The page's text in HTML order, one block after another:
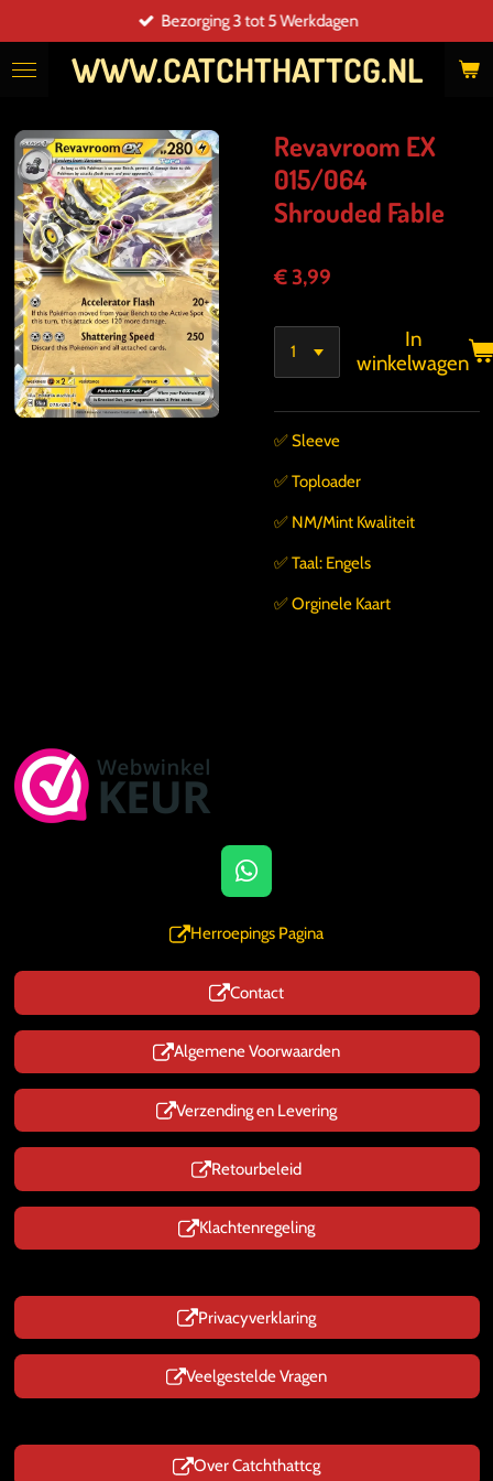
direct
naar
WWW.CATCHTHATTCG.NL
Bezorging 3 tot 5 Werkdagen
Revavroom EX
015/064
Shrouded Fable
€ 3,99
In
winkelwagen
✅️ Sleeve
✅️ Toploader
✅️ NM/Mint Kwaliteit
✅️ Taal: Engels
✅️ Orginele Kaart
W
h
a
s
A
p
p
Herroepings Pagina
Contact
Algemene Voorwaarden
Verzending en Levering
Retourbeleid
Klachtenregeling
Privacyverklaring
Veelgestelde Vragen
Over Catchthattcg